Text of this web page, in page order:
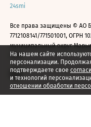
На нашем сайте
персонализации.
подтверждаете свое
и технологий
отношении обработки
24smi
Все права защищены © АО
7712108141/771501001, ОГРН
муниципальный округ
2026